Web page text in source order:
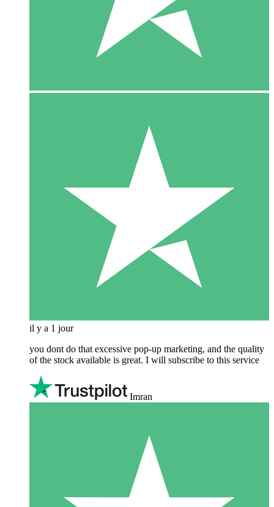
il y a 1 jour
you dont do that excessive pop-up marketing, and the quality
of the stock available is great. I will subscribe to this service
Imran